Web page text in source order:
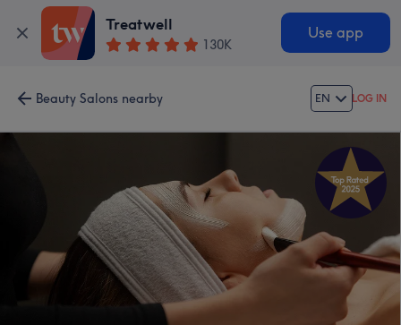
Treatwell
130K
Use app
Beauty Salons nearby EN LOG IN